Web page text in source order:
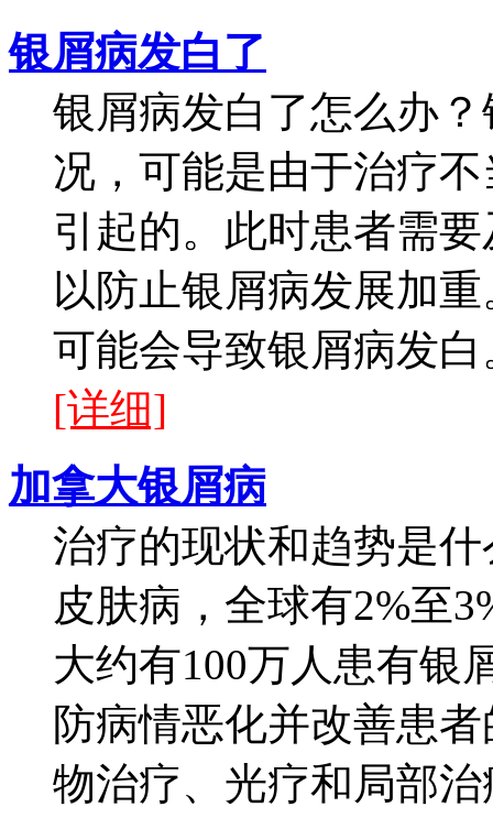
银屑病发白了
银屑病发白了怎么办
况，可能是由于治疗
引起的。此时患者需
以防止银屑病发展加
可能会导致银屑病发
[详细]
加拿大银屑病
治疗的现状和趋势是
皮肤病，全球有2%至
大约有100万人患有银
防病情恶化并改善患
物治疗、光疗和局部